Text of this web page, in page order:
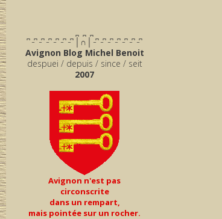
͆ ̵ ͆ ̵ ͆ ̵ ͆ ̵ ͆ ̵ ͆ ̵ ͆ │∩│ ̵ ͆ ̵ ͆ ̵ ͆ ̵ ͆ ̵ ͆ ̵ ͆ ̵ ͆
Avignon Blog Michel Benoit
despuei / depuis / since / seit
2007
Avignon n'est pas
circonscrite
dans un rempart,
mais pointée sur un rocher.